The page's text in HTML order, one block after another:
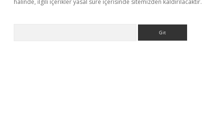
halinde, ilgili içerikler yasal süre içerisinde sitemizden kaldırılacaktır.